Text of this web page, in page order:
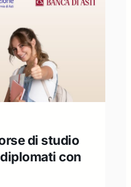
di studio
con